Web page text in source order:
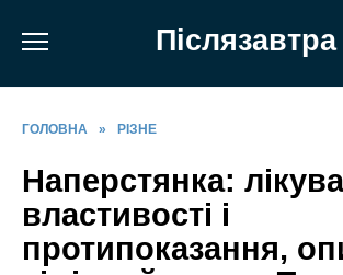
Післязавтра
ГОЛОВНА » РІЗНЕ
Наперстянка:
властивості і
протипоказання,